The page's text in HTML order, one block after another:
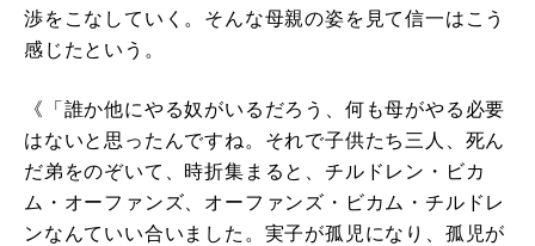
渉をこなしていく。そんな母親の姿を見て信一はこう
感じたという。
《「誰か他にやる奴がいるだろう、何も母がやる必要
はないと思ったんですね。それで子供たち三人、死ん
だ弟をのぞいて、時折集まると、チルドレン・ビカ
ム・オーファンズ、オーファンズ・ビカム・チルドレ
ンなんていい合いました。実子が孤児になり、孤児が